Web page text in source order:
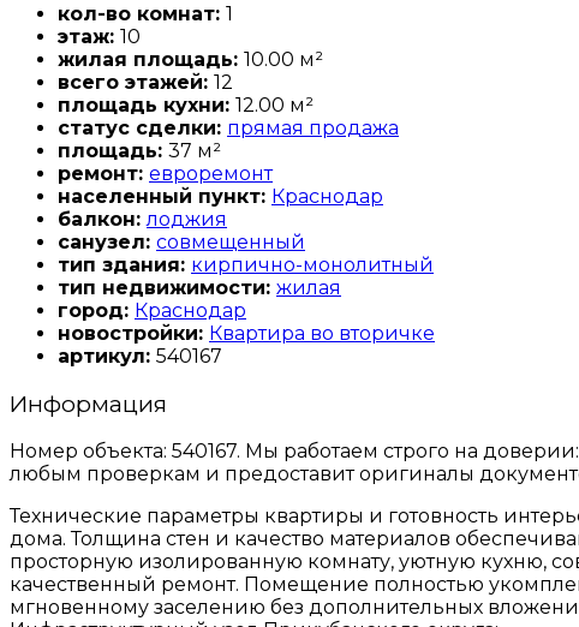
кол-во комнат: 1
этаж: 10
жилая площадь: 10.00 м²
всего этажей: 12
площадь кухни: 12.00 м²
статус сделки: прямая продажа
площадь: 37 м²
ремонт: евроремонт
населенный пункт: Краснодар
балкон:лоджия
санузел: совмещенный
тип здания: кирпично-монолитный
тип недвижимости: жилая
город: Краснодар
новостройки: Квартира во вторичке
артикул: 540167
Информация
Номер объекта: 540167. Мы работаем строго на
любым проверкам и предоставит оригиналы
Технические параметры квартиры и готовность
дома. Толщина стен и качество материалов
просторную изолированную комнату, уютную кухню,
качественный ремонт. Помещение полностью
мгновенному заселению без дополнительных